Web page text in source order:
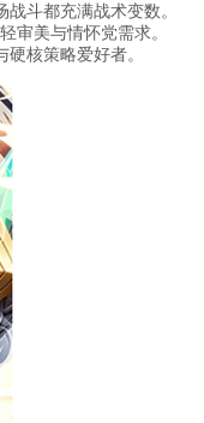
斗都充满战术变数。
审美与情怀党需求。
核策略爱好者。